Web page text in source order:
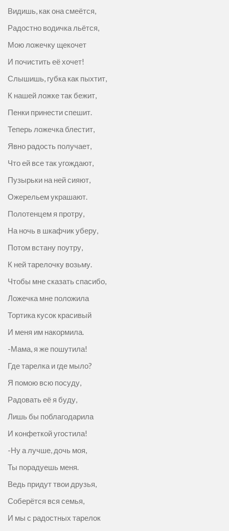
Видишь, как она смеётся,
Радостно водичка льётся,
Мою ложечку щекочет
И почистить её хочет!
Слышишь, губка как пыхтит,
К нашей ложке так бежит,
Пенки принести спешит.
Теперь ложечка блестит,
Явно радость получает,
Что ей все так угождают,
Пузырьки на ней сияют,
Ожерельем украшают.
Полотенцем я протру,
На ночь в шкафчик уберу,
Потом встану поутру,
К ней тарелочку возьму.
Чтобы мне сказать спасибо,
Ложечка мне положила
Тортика кусок красивый
И меня им накормила.
-Мама, я же пошутила!
Где тарелка и где мыло?
Я помою всю посуду,
Радовать её я буду,
Лишь бы поблагодарила
И конфеткой угостила!
-Ну а лучше, дочь моя,
Ты порадуешь меня.
Ведь придут твои друзья,
Соберётся вся семья,
И мы с радостных тарелок